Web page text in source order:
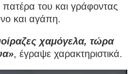
του και γράφοντας
και αγάπη.
χαμόγελα, τώρα
, έγραψε χαρακτηριστικά.